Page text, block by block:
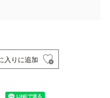
入りに追加